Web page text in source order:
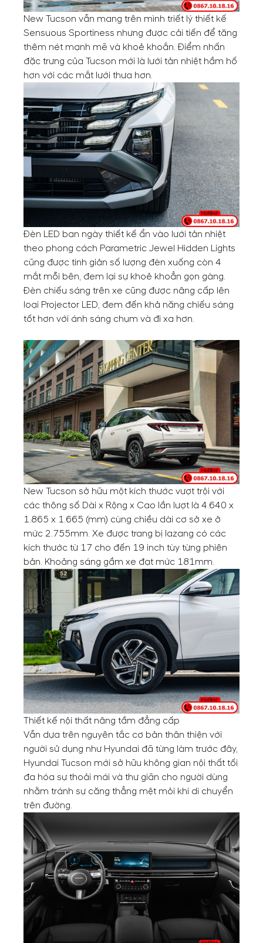
New Tucson vẫn mang trên mình triết lý thiết kế
Sensuous Sportiness nhưng được cải tiến để tăng
thêm nét mạnh mẽ và khoẻ khoắn. Điểm nhấn
đặc trưng của Tucson mới là lưới tản nhiệt hầm hố
hơn với các mắt lưới thưa hơn.
Đèn LED ban ngày thiết kế ẩn vào lưới tản nhiệt
theo phong cách Parametric Jewel Hidden Lights
cũng được tinh giản số lượng đèn xuống còn 4
mắt mỗi bên, đem lại sự khoẻ khoẳn gọn gàng.
Đèn chiếu sáng trên xe cũng được nâng cấp lên
loại Projector LED, đem đến khả năng chiếu sáng
tốt hơn với ánh sáng chụm và đi xa hơn.
New Tucson sở hữu một kích thước vượt trội với
các thông số Dài x Rộng x Cao lần lượt là 4.640 x
1.865 x 1.665 (mm) cùng chiều dài cơ sở xe ở
mức 2.755mm. Xe được trang bị lazang có các
kích thước từ 17 cho đến 19 inch tùy từng phiên
bản. Khoảng sáng gầm xe đạt mức 181mm.
Thiết kế nội thất nâng tầm đẳng cấp
Vẫn dựa trên nguyên tắc cơ bản thân thiện với
người sử dụng như Hyundai đã từng làm trước đây,
Hyundai Tucson mới sở hữu không gian nội thất tối
đa hóa sự thoải mái và thư giãn cho người dùng
nhằm tránh sự căng thẳng mệt mỏi khi di chuyển
trên đường.